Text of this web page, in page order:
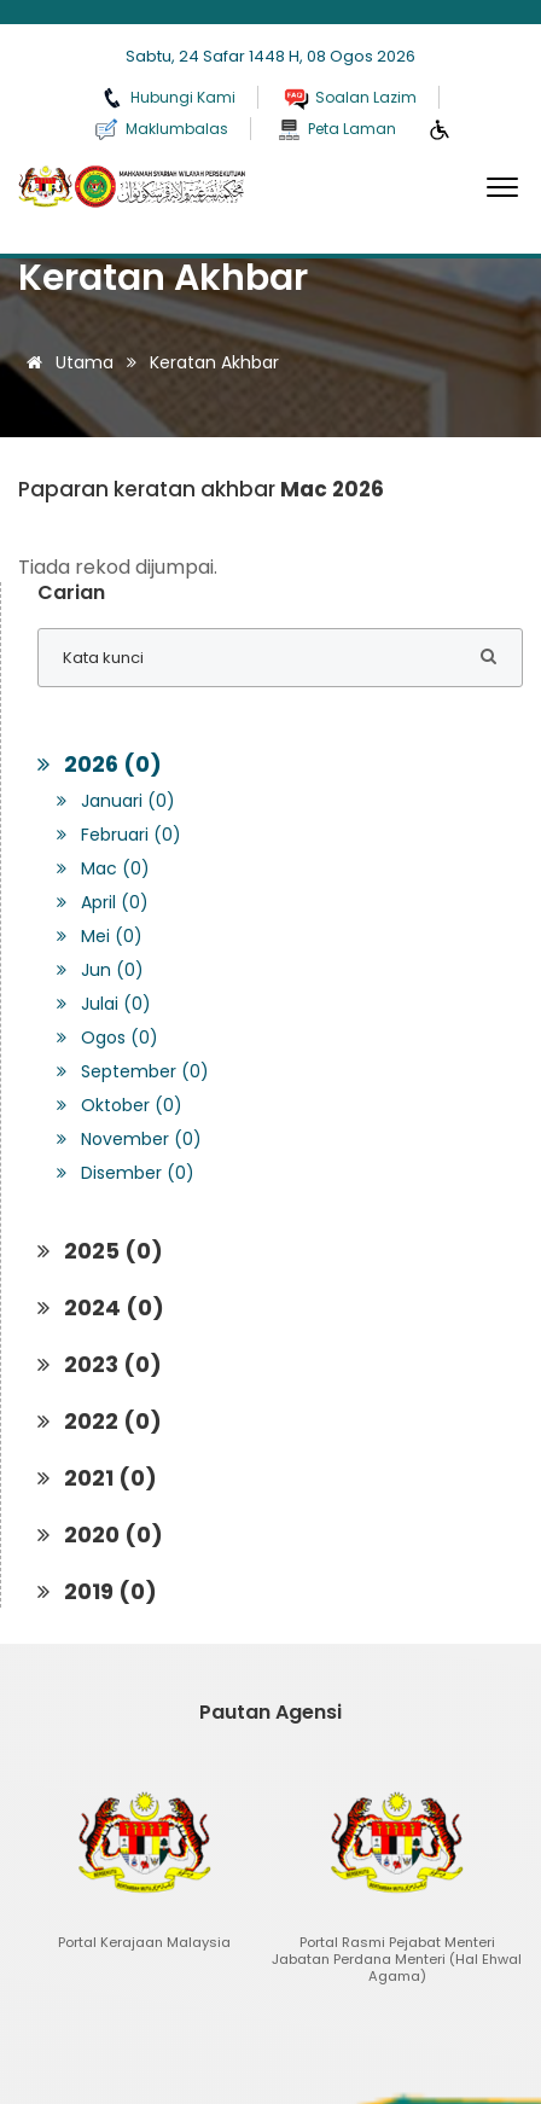
Sabtu, 24 Safar 1448 H, 08 Ogos 2026
Hubungi Kami
Soalan Lazim
Maklumbalas
Peta Laman
Keratan Akhbar
Utama Keratan Akhbar
Paparan keratan akhbar Mac 2026
Tiada rekod dijumpai.
Carian
2026 (0)
Januari (0)
Februari (0)
Mac (0)
April (0)
Mei (0)
Jun (0)
Julai (0)
Ogos (0)
September (0)
Oktober (0)
November (0)
Disember (0)
2025 (0)
2024 (0)
2023 (0)
2022 (0)
2021 (0)
2020 (0)
2019 (0)
Pautan Agensi
Portal Kerajaan Malaysia
Portal Rasmi Pejabat Menteri
Jabatan Perdana Menteri (Hal Ehwal
Agama)